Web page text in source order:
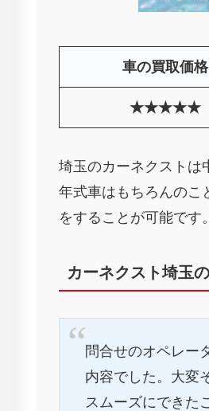
車の買取価格
★★★★★
埼玉のカーネクストは
年式車はもちろんのこ
をすることが可能です。
カーネクスト埼玉
問合せのオペレー
内容でした。大変
スムーズにできた